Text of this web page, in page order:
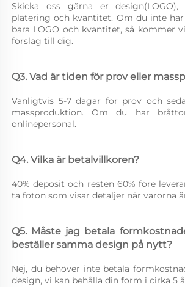
Skicka oss gärna er design(LOGO),
plätering och kvantitet. Om du inte har
bara LOGO och kvantitet, så kommer
förslag till dig.
Q3. Vad är tiden för prov eller
Vanligtvis 5-7 dagar för prov och
massproduktion. Om du har
onlinepersonal.
Q4. Vilka är betalvillkoren?
40% deposit och resten 60% före
ta foton som visar detaljer när varorna
Q5. Måste jag betala
beställer samma design på nytt?
Nej, du behöver inte betala
design, vi kan behålla din form i cirka 5